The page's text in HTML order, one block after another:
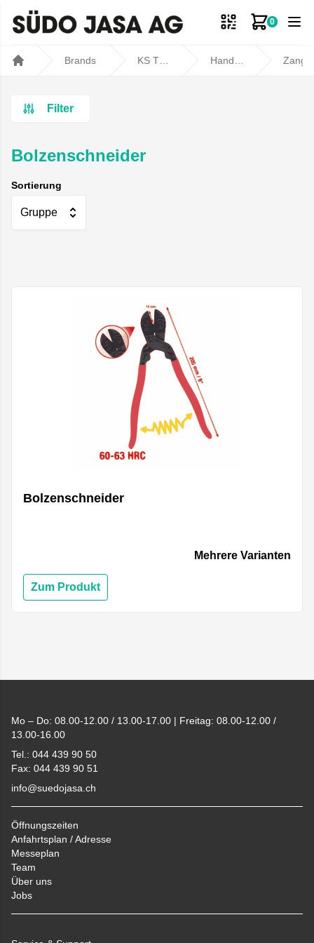
0
Zum
Brands
Filter
Bolzenschneider
Sortierung
Gruppe
Bolzenschneider
Mehrere Varianten
Zum Produkt
Mo – Do: 08.00-12.00 / 13.00-17.00 | Freitag: 08.00-12.00 /
13.00-16.00
Tel.: 044 439 90 50
Fax: 044 439 90 51
info@suedojasa.ch
Öffnungszeiten
Anfahrtsplan / Adresse
Messeplan
Team
Über uns
Jobs